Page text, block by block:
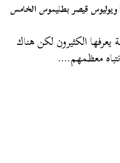
ويوليوس قيصر بطليموس الخامس
الكثيرون لكن هناك
معظمهم.…